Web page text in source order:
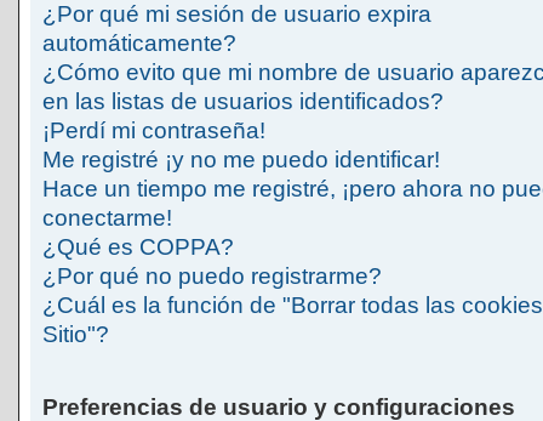
¿Por qué mi sesión de usuario expira
automáticamente?
¿Cómo evito que mi nombre de usuario
en las listas de usuarios identificados?
¡Perdí mi contraseña!
Me registré ¡y no me puedo identificar!
Hace un tiempo me registré, ¡pero ahora no
conectarme!
¿Qué es COPPA?
¿Por qué no puedo registrarme?
¿Cuál es la función de "Borrar todas las
Sitio"?
Preferencias de usuario y configuraciones